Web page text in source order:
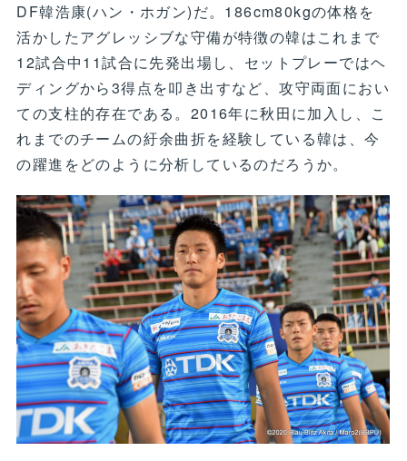
DF韓浩康(ハン・ホガン)だ。186cm80kgの体格を
活かしたアグレッシブな守備が特徴の韓はこれまで
12試合中11試合に先発出場し、セットプレーではヘ
ディングから3得点を叩き出すなど、攻守両面におい
ての支柱的存在である。2016年に秋田に加入し、こ
れまでのチームの紆余曲折を経験している韓は、今
の躍進をどのように分析しているのだろうか。